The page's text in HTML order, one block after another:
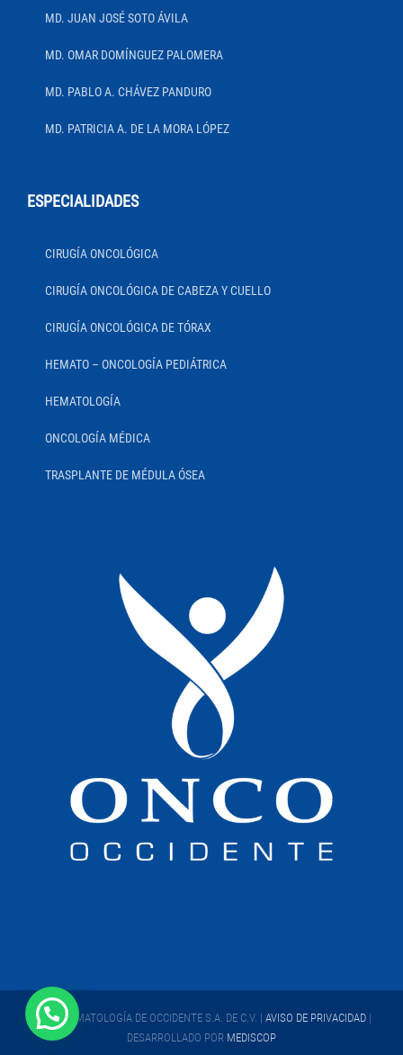
MD. JUAN JOSÉ SOTO ÁVILA
MD. OMAR DOMÍNGUEZ PALOMERA
MD. PABLO A. CHÁVEZ PANDURO
MD. PATRICIA A. DE LA MORA LÓPEZ
ESPECIALIDADES
CIRUGÍA ONCOLÓGICA
CIRUGÍA ONCOLÓGICA DE CABEZA Y CUELLO
CIRUGÍA ONCOLÓGICA DE TÓRAX
HEMATO – ONCOLOGÍA PEDIÁTRICA
HEMATOLOGÍA
ONCOLOGÍA MÉDICA
TRASPLANTE DE MÉDULA ÓSEA
ONCO HEMATOLOGÍA DE OCCIDENTE S.A. DE C.V. | AVISO DE PRIVACIDAD|
DESARROLLADO POR MEDISCOP